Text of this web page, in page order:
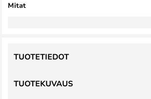
Mitat
TUOTEKUVAUS
TUOTETIEDOT